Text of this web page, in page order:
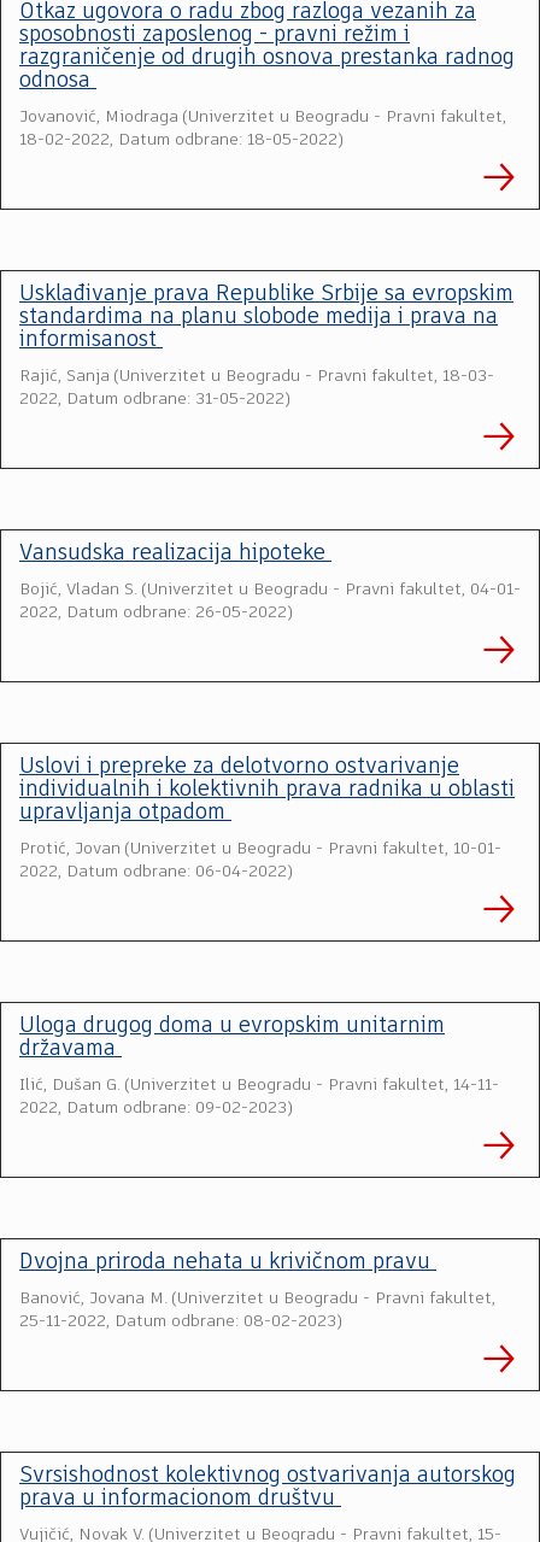
Otkaz ugovora o radu zbog razloga vezanih za
sposobnosti zaposlenog - pravni režim i
razgraničenje od drugih osnova prestanka radnog
odnosa
Jovanović, Miodraga (Univerzitet u Beogradu - Pravni fakultet,
18-02-2022, Datum odbrane: 18-05-2022)
Usklađivanje prava Republike Srbije sa evropskim
standardima na planu slobode medija i prava na
informisanost
Rajić, Sanja (Univerzitet u Beogradu - Pravni fakultet, 18-03-
2022, Datum odbrane: 31-05-2022)
Vansudska realizacija hipoteke
Bojić, Vladan S. (Univerzitet u Beogradu - Pravni fakultet, 04-01-
2022, Datum odbrane: 26-05-2022)
Uslovi i prepreke za delotvorno ostvarivanje
individualnih i kolektivnih prava radnika u oblasti
upravljanja otpadom
Protić, Jovan (Univerzitet u Beogradu - Pravni fakultet, 10-01-
2022, Datum odbrane: 06-04-2022)
Uloga drugog doma u evropskim unitarnim
državama
Ilić, Dušan G. (Univerzitet u Beogradu - Pravni fakultet, 14-11-
2022, Datum odbrane: 09-02-2023)
Dvojna priroda nehata u krivičnom pravu
Banović, Jovana M. (Univerzitet u Beogradu - Pravni fakultet,
25-11-2022, Datum odbrane: 08-02-2023)
Svrsishodnost kolektivnog ostvarivanja autorskog
prava u informacionom društvu
Vujičić, Novak V. (Univerzitet u Beogradu - Pravni fakultet, 15-